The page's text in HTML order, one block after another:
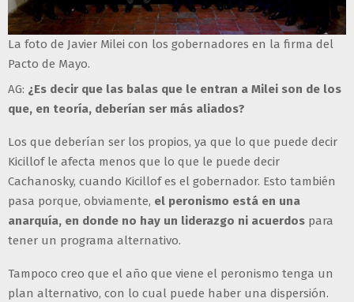
La foto de Javier Milei con los gobernadores en la firma del
Pacto de Mayo.
AG: ¿Es decir que las balas que le entran a Milei son de los
que, en teoría, deberían ser más aliados?
Los que deberían ser los propios, ya que lo que puede decir
Kicillof le afecta menos que lo que le puede decir
Cachanosky, cuando Kicillof es el gobernador. Esto también
pasa porque, obviamente, el peronismo está en una
anarquía, en donde no hay un liderazgo ni acuerdos para
tener un programa alternativo.
Tampoco creo que el año que viene el peronismo tenga un
plan alternativo, con lo cual puede haber una dispersión.